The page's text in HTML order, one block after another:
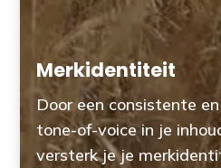
Merkidentiteit
Door een consistente
tone-of-voice in je
versterk je je